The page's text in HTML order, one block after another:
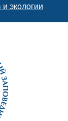
экологии